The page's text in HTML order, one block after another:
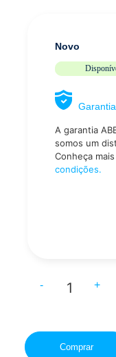
Novo
A garantia
somos um
Conheça
condições.
- +
Comprar